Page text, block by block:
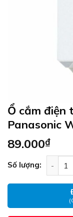
Ổ cắm điện
Panasonic
89.000₫
Số lượng: